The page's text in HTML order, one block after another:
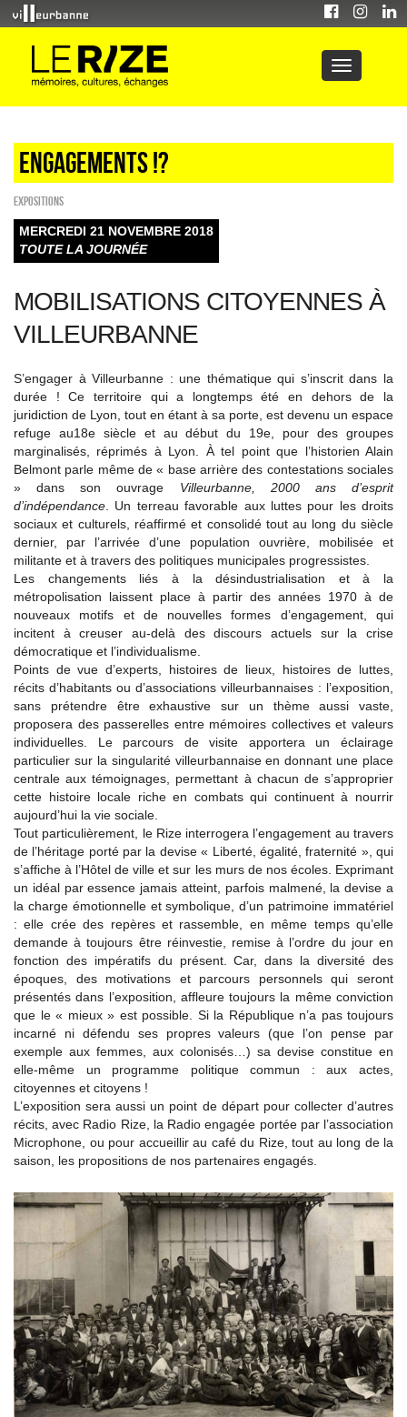
Engagements !?
EXPOSITIONS
MERCREDI 21 NOVEMBRE 2018
TOUTE LA JOURNÉE
MOBILISATIONS CITOYENNES À
VILLEURBANNE
S’engager à Villeurbanne : une thématique qui s’inscrit dans la
durée ! Ce territoire qui a longtemps été en dehors de la
juridiction de Lyon, tout en étant à sa porte, est devenu un espace
refuge au18e siècle et au début du 19e, pour des groupes
marginalisés, réprimés à Lyon. À tel point que l’historien Alain
Belmont parle même de « base arrière des contestations sociales
» dans son ouvrage Villeurbanne, 2000 ans d’esprit
d’indépendance . Un terreau favorable aux luttes pour les droits
sociaux et culturels, réaffirmé et consolidé tout au long du siècle
dernier, par l’arrivée d’une population ouvrière, mobilisée et
militante et à travers des politiques municipales progressistes.
Les changements liés à la désindustrialisation et à la
métropolisation laissent place à partir des années 1970 à de
nouveaux motifs et de nouvelles formes d’engagement, qui
incitent à creuser au-delà des discours actuels sur la crise
démocratique et l’individualisme.
Points de vue d’experts, histoires de lieux, histoires de luttes,
récits d’habitants ou d’associations villeurbannaises : l’exposition,
sans prétendre être exhaustive sur un thème aussi vaste,
proposera des passerelles entre mémoires collectives et valeurs
individuelles. Le parcours de visite apportera un éclairage
particulier sur la singularité villeurbannaise en donnant une place
centrale aux témoignages, permettant à chacun de s’approprier
cette histoire locale riche en combats qui continuent à nourrir
aujourd’hui la vie sociale.
Tout particulièrement, le Rize interrogera l’engagement au travers
de l’héritage porté par la devise « Liberté, égalité, fraternité », qui
s’affiche à l’Hôtel de ville et sur les murs de nos écoles. Exprimant
un idéal par essence jamais atteint, parfois malmené, la devise a
la charge émotionnelle et symbolique, d’un patrimoine immatériel
: elle crée des repères et rassemble, en même temps qu’elle
demande à toujours être réinvestie, remise à l’ordre du jour en
fonction des impératifs du présent. Car, dans la diversité des
époques, des motivations et parcours personnels qui seront
présentés dans l’exposition, affleure toujours la même conviction
que le « mieux » est possible. Si la République n’a pas toujours
incarné ni défendu ses propres valeurs (que l’on pense par
exemple aux femmes, aux colonisés…) sa devise constitue en
elle-même un programme politique commun : aux actes,
citoyennes et citoyens !
L’exposition sera aussi un point de départ pour collecter d’autres
récits, avec Radio Rize, la Radio engagée portée par l’association
Microphone, ou pour accueillir au café du Rize, tout au long de la
saison, les propositions de nos partenaires engagés.